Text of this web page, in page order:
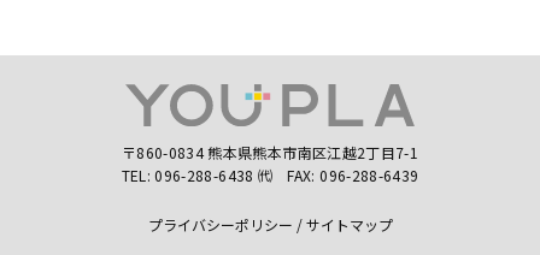
〒860-0834 熊本県熊本市南区江越2丁目7-1
TEL:096-288-6438 ㈹ FAX: 096-288-6439
プライバシーポリシー サイトマップ